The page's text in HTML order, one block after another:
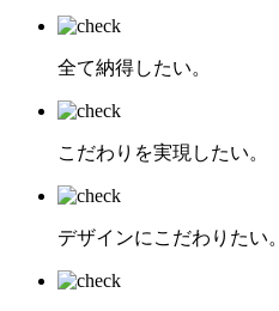
全て納得したい。
こだわりを実現したい。
デザインにこだわりたい。